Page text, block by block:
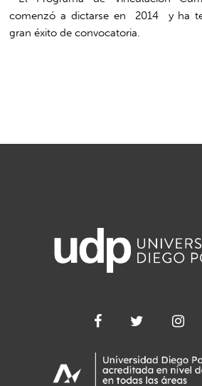
comenzó a dictarse en 2014 y ha
gran éxito de convocatoria.